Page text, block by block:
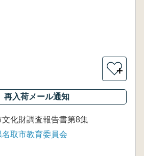
＋
再入荷メール通知
文化財調査報告書第8集
名取市教育委員会